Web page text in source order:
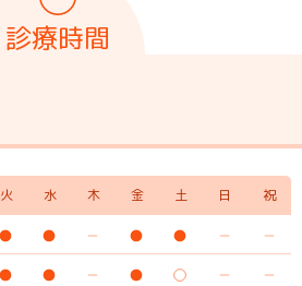
診療時間
火 水 木 金 土 日 祝